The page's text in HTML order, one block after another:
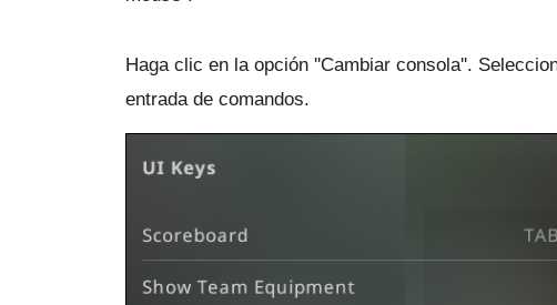
Haga clic en la opción ''Cambiar consola''.
entrada de comandos.